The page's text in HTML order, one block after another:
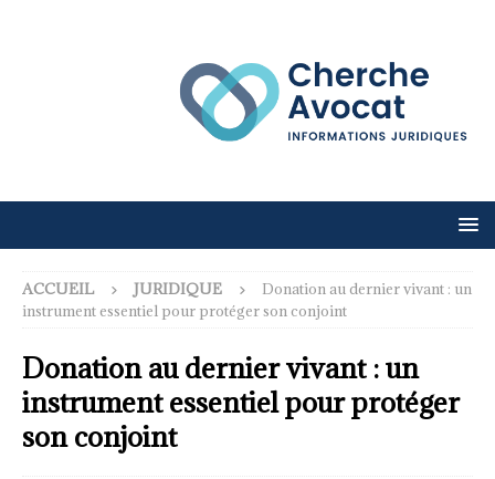
ACCUEIL JURIDIQUE
Donation au dernier vivant : un
instrument essentiel pour protéger son conjoint
Donation au dernier vivant : un
instrument essentiel pour protéger
son conjoint